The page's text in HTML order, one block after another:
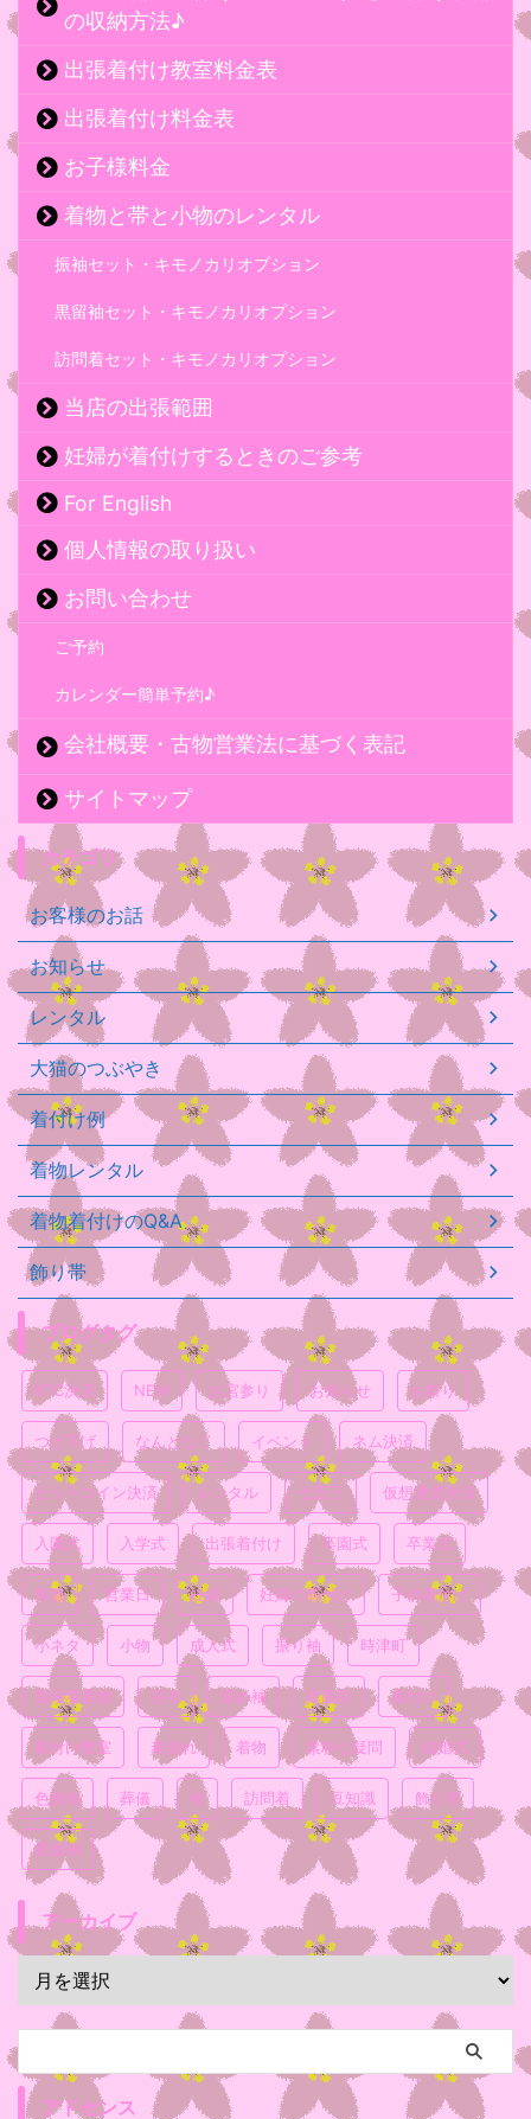
の収納方法♪
出張着付け教室料金表
出張着付け料金表
お子様料金
着物と帯と小物のレンタル
振袖セット・キモノカリオプション
黒留袖セット・キモノカリオプション
訪問着セット・キモノカリオプション
当店の出張範囲
妊婦が着付けするときのご参考
For English
個人情報の取り扱い
お問い合わせ
ご予約
カレンダー簡単予約♪
会社概要・古物営業法に基づく表記
サイトマップ
カテゴリ
お客様のお話
お知らせ
レンタル
大猫のつぶやき
着付け例
着物レンタル
着物着付けのQ&A
飾り帯
ブログタグ
BTC決済 NEM お宮参り お知らせ お祭り
つけ下げ なんとなく イベント ネム決済
ビットコイン決済 レンタル 七五三 仮想通貨決済
入園式 入学式 出張着付け 卒園式 卒業式
喪服 営業日 妊婦 妊婦の着付け 子供着付け
小ネタ 小物 成人式 振り袖 時津町
普段着着物 浴衣 留め袖 真面目 着付け
着付け教室 着崩れ 着物 素朴な疑問 結婚式
色無地 葬儀 袴 訪問着 豆知識 飾り帯
黒留袖
アーカイブ
アドセンス